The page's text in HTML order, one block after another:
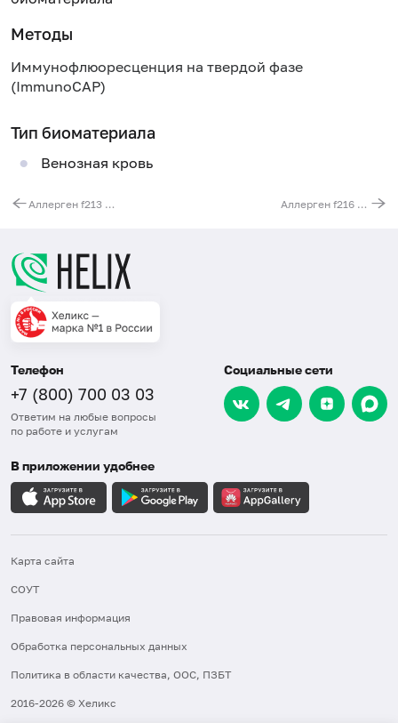
Методы
Иммунофлюоресценция на твердой фазе
(ImmunoCAP)
Тип биоматериала
Венозная кровь
Аллерген f213 - мясо кролика, IgE (ImmunoCAP) Аллерген f216 - капуста белокочанная, IgE (ImmunoCAP)
Телефон
+7 (800) 700 03 03
Ответим на любые вопросы
по работе и услугам
Социальные сети
В приложении удобнее
Карта сайта
СОУТ
Правовая информация
Обработка персональных данных
Политика в области качества, ООС, ПЗБТ
2016-2026 © Хеликс